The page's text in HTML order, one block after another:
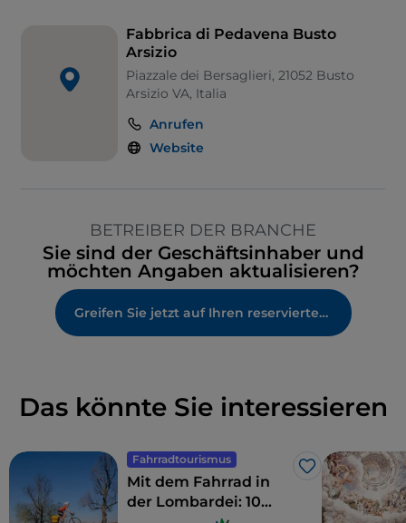
Fabbrica di Pedavena Busto
Arsizio
Piazzale dei Bersaglieri, 21052 Busto
Arsizio VA, Italia
Anrufen
Website
BETREIBER DER BRANCHE
Sie sind der Geschäftsinhaber und
möchten Angaben aktualisieren?
Greifen Sie jetzt auf Ihren reservierten Bereich zu
Das könnte Sie interessieren
Fahrradtourismus
Like
Mit dem Fahrrad in
der Lombardei: 10